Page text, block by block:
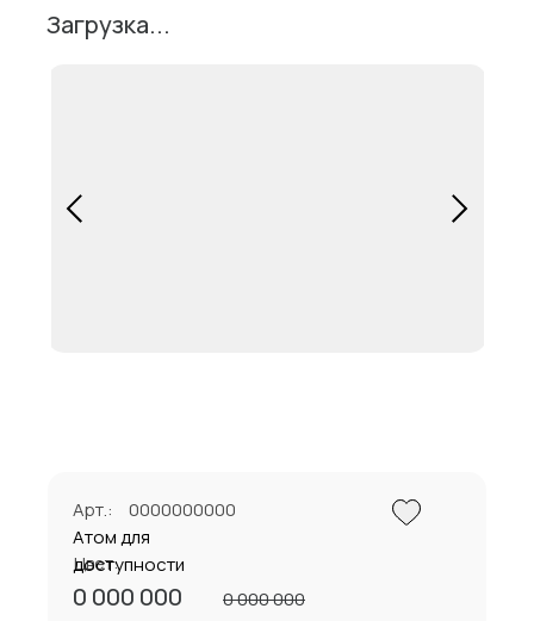
0 000 000 0 000 000
0000000000
Арт.:
Цвет:
Загрузка...
Атом для
доступности